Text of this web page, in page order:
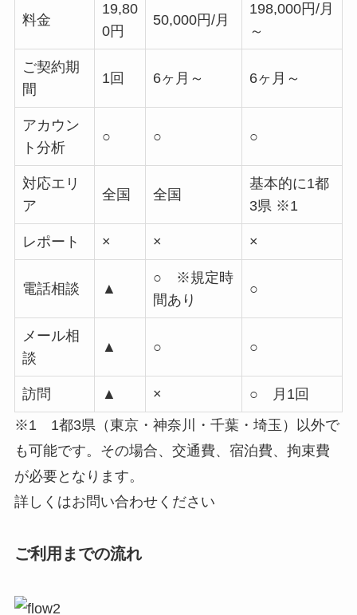
料金
19,80
0円
50,000円/月
198,000円/月
～
ご契約期
間
1回 6ヶ月～ 6ヶ月～
アカウン
ト分析
○ ○ ○
対応エリ
ア
全国 全国
基本的に1都
3県 ※1
レポート × × ×
電話相談 ▲
○ ※規定時
間あり
○
メール相
談
▲ ○ ○
訪問 ▲ ×
○ 月1回
※1 1都3県（東京・神奈川・千葉・埼玉）以外で
も可能です。その場合、交通費、宿泊費、拘束費
が必要となります。
詳しくはお問い合わせください
ご利用までの流れ